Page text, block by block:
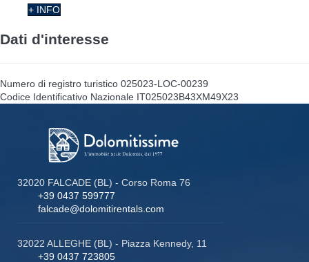
+ INFO
Dati d'interesse
Numero di registro turistico 025023-LOC-00239
Codice Identificativo Nazionale IT025023B43XM49X23
32020 FALCADE (BL) - Corso Roma 76
+39 0437 599777
falcade@dolomitirentals.com
32022 ALLEGHE (BL) - Piazza Kennedy, 11
+39 0437 723805